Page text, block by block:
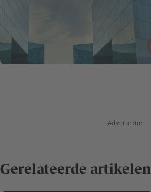
Advertentie
Gerelateerde artikelen